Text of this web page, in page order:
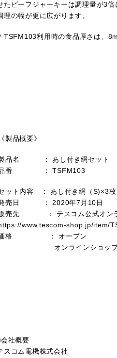
たビーフジャーキーは調理量が3
理の幅が更に広がります。
TSFM103利用時の食品厚さは、
《製品概要》
品名 ： あし付き網セット
番 ： TSFM103
ット内容 ： あし付き網（S)×3枚
売日 ： 2020年7月10日
売先 ： テスコム公式オンラ
www.tescom-shop.jp/item/
格 ： オープン
オンラインショップ価格
会社概要
スコム電機株式会社